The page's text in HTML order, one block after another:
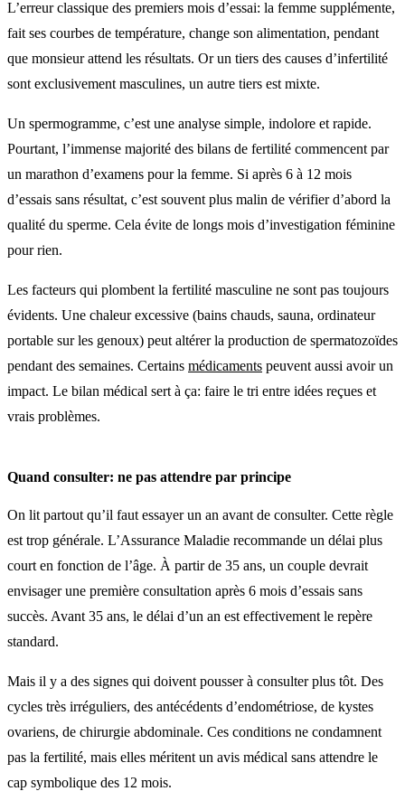
L’erreur classique des premiers mois d’essai: la femme supplémente,
fait ses courbes de température, change son alimentation, pendant
que monsieur attend les résultats. Or un tiers des causes d’infertilité
sont exclusivement masculines, un autre tiers est mixte.
Un spermogramme, c’est une analyse simple, indolore et rapide.
Pourtant, l’immense majorité des bilans de fertilité commencent par
un marathon d’examens pour la femme. Si après 6 à 12 mois
d’essais sans résultat, c’est souvent plus malin de vérifier d’abord la
qualité du sperme. Cela évite de longs mois d’investigation féminine
pour rien.
Les facteurs qui plombent la fertilité masculine ne sont pas toujours
évidents. Une chaleur excessive (bains chauds, sauna, ordinateur
portable sur les genoux) peut altérer la production de spermatozoïdes
pendant des semaines. Certains médicaments peuvent aussi avoir un
impact. Le bilan médical sert à ça: faire le tri entre idées reçues et
vrais problèmes.
Quand consulter: ne pas attendre par principe
On lit partout qu’il faut essayer un an avant de consulter. Cette règle
est trop générale. L’Assurance Maladie recommande un délai plus
court en fonction de l’âge. À partir de 35 ans, un couple devrait
envisager une première consultation après 6 mois d’essais sans
succès. Avant 35 ans, le délai d’un an est effectivement le repère
standard.
Mais il y a des signes qui doivent pousser à consulter plus tôt. Des
cycles très irréguliers, des antécédents d’endométriose, de kystes
ovariens, de chirurgie abdominale. Ces conditions ne condamnent
pas la fertilité, mais elles méritent un avis médical sans attendre le
cap symbolique des 12 mois.